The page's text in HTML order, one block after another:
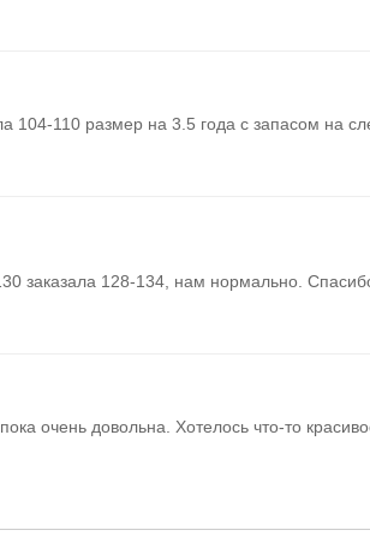
104-110 размер на 3.5 года с запасом на
заказала 128-134, нам нормально.
очень довольна. Хотелось что-то